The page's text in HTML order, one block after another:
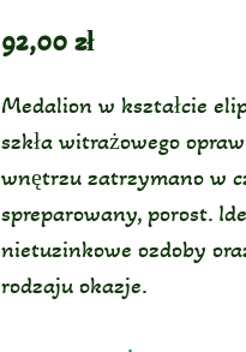
92,00 zł
Medalion w kształcie
szkła witrażowego
wnętrzu zatrzymano w
spreparowany, porost.
nietuzinkowe ozdoby
rodzaju okazje.